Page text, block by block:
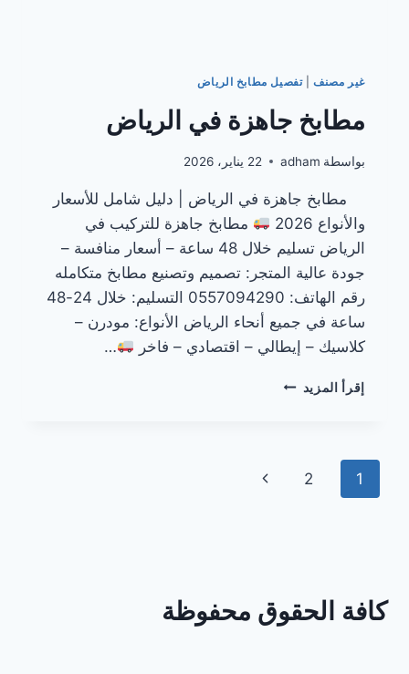
غير مصنف|تفصيل مطابخ الرياض
مطابخ جاهزة في الرياض
بواسطة adham 22 يناير، 2026
مطابخ جاهزة في الرياض | دليل شامل للأسعار
والأنواع 2026
مطابخ جاهزة للتركيب في
الرياض تسليم خلال 48 ساعة – أسعار منافسة –
جودة عالية المتجر: تصميم وتصنيع مطابخ متكامله
رقم الهاتف: 0557094290 التسليم: خلال 24-48
ساعة في جميع أنحاء الرياض الأنواع: مودرن –
كلاسيك – إيطالي – اقتصادي – فاخر
…
إقرأ المزيد مطابخ
تنقل
1
2
الصفحة
كافة الحقوق محفوظة